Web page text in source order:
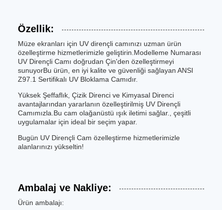
Özellik:
Müze ekranları için UV dirençli camınızı uzman ürün
özelleştirme hizmetlerimizle geliştirin.Modelleme Numarası
UV Dirençli Camı doğrudan Çin'den özelleştirmeyi
sunuyorBu ürün, en iyi kalite ve güvenliği sağlayan ANSI
Z97.1 Sertifikalı UV Bloklama Camıdır.
Yüksek Şeffaflık, Çizik Direnci ve Kimyasal Direnci
avantajlarından yararlanın özelleştirilmiş UV Dirençli
Camımızla.Bu cam olağanüstü ışık iletimi sağlar., çeşitli
uygulamalar için ideal bir seçim yapar.
Bugün UV Dirençli Cam özelleştirme hizmetlerimizle
alanlarınızı yükseltin!
Ambalaj ve Nakliye:
Ürün ambalajı: